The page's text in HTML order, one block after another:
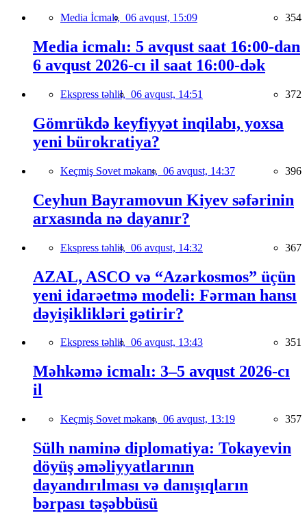
Media İcmalı, 06 avqust, 15:09 354
Media icmalı: 5 avqust saat 16:00-dan
6 avqust 2026-cı il saat 16:00-dək
Ekspress təhlil, 06 avqust, 14:51 372
Gömrükdə keyfiyyət inqilabı, yoxsa
yeni bürokratiya?
Keçmiş Sovet məkanı, 06 avqust, 14:37 396
Ceyhun Bayramovun Kiyev səfərinin
arxasında nə dayanır?
Ekspress təhlil, 06 avqust, 14:32 367
AZAL, ASCO və “Azərkosmos” üçün
yeni idarəetmə modeli: Fərman hansı
dəyişiklikləri gətirir?
Ekspress təhlil, 06 avqust, 13:43 351
Məhkəmə icmalı: 3–5 avqust 2026-cı
il
Keçmiş Sovet məkanı, 06 avqust, 13:19 357
Sülh naminə diplomatiya: Tokayevin
döyüş əməliyyatlarının
dayandırılması və danışıqların
bərpası təşəbbüsü